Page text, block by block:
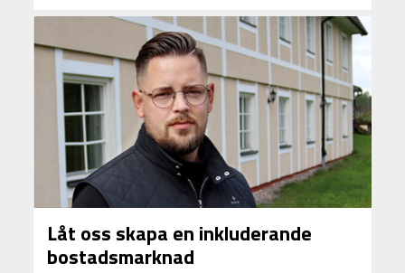
Låt oss skapa en inkluderande
bostadsmarknad